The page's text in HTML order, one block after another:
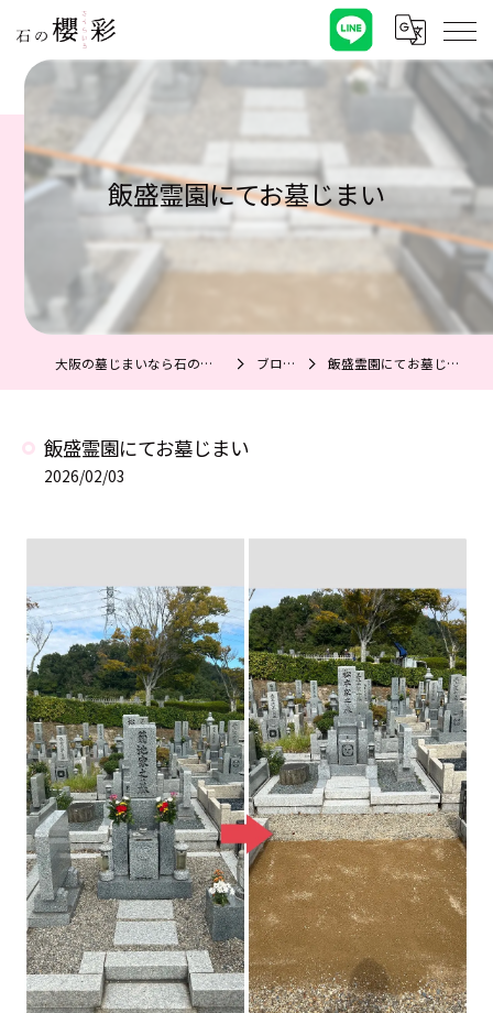
飯盛霊園にてお墓じまい
大阪の墓じまいなら石の櫻彩 ブログ 飯盛霊園にてお墓じまい
飯盛霊園にてお墓じまい
2026/02/03